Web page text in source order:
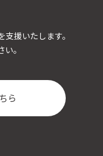
援いたします。
。
ら